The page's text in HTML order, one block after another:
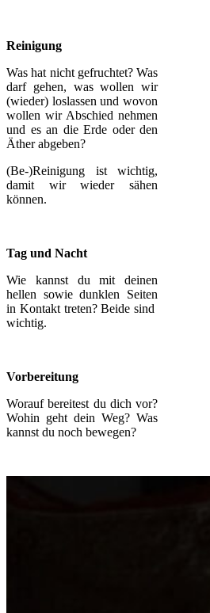
Reinigung
Was hat nicht gefruchtet? Was
darf gehen, was wollen wir
(wieder) loslassen und wovon
wollen wir Abschied nehmen
und es an die Erde oder den
Äther abgeben?
(Be-)Reinigung ist wichtig,
damit wir wieder sähen
können.
Tag und Nacht
Wie kannst du mit deinen
hellen sowie dunklen Seiten
in Kontakt treten? Beide sind
wichtig.
Vorbereitung
Worauf bereitest du dich vor?
Wohin geht dein Weg? Was
kannst du noch bewegen?